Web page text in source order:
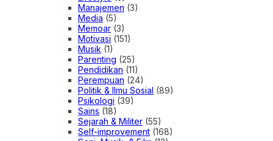
Manajemen (3)
Media (5)
Memoar (3)
Motivasi (151)
Musik (1)
Parenting (25)
Pendidikan (11)
Perempuan (24)
Politik & Ilmu Sosial (89)
Psikologi (39)
Sains (18)
Sejarah & Militer (55)
Self-improvement (168)